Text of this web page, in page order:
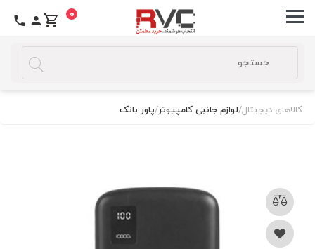
0
کالاهای دیجیتال/لوازم جانبی کامپیوتر/پاور بانک